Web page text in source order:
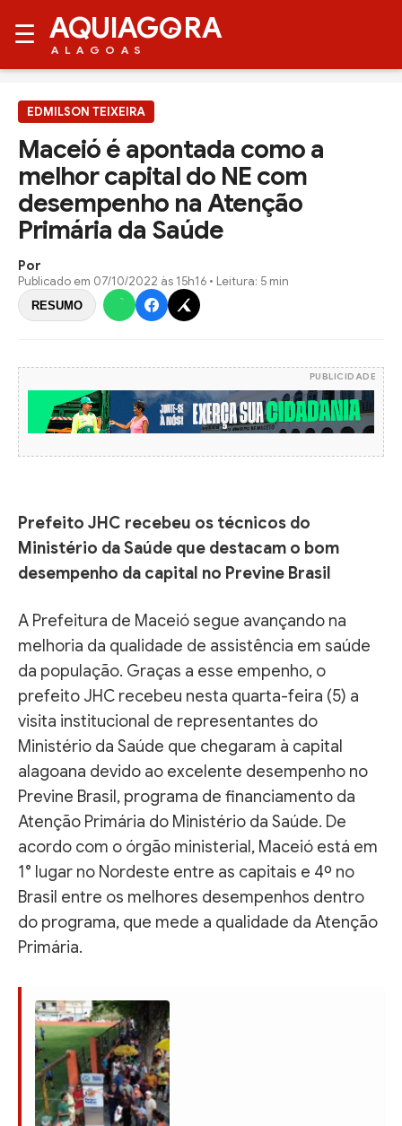
☰ AQUIAG RA
ALAGOAS
EDMILSON TEIXEIRA
Maceió é apontada como a
melhor capital do NE com
desempenho na Atenção
Primária da Saúde
Por
Publicado em 07/10/2022 às 15h16 • Leitura: 5 min
RESUMO
PUBLICIDADE
Prefeito JHC recebeu os técnicos do
Ministério da Saúde que destacam o bom
desempenho da capital no Previne Brasil
A Prefeitura de Maceió segue avançando na
melhoria da qualidade de assistência em saúde
da população. Graças a esse empenho, o
prefeito JHC recebeu nesta quarta-feira (5) a
visita institucional de representantes do
Ministério da Saúde que chegaram à capital
alagoana devido ao excelente desempenho no
Previne Brasil, programa de financiamento da
Atenção Primária do Ministério da Saúde. De
acordo com o órgão ministerial, Maceió está em
1° lugar no Nordeste entre as capitais e 4º no
Brasil entre os melhores desempenhos dentro
do programa, que mede a qualidade da Atenção
Primária.